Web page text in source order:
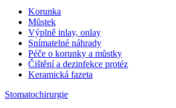
Korunka
Můstek
Výplně inlay, onlay
Snímatelné náhrady
Péče o korunky a můstky
Čištění a dezinfekce protéz
Keramická fazeta
Stomatochirurgie